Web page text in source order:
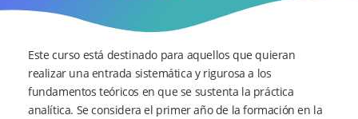
Este curso está destinado para aquellos que quieran
realizar una entrada sistemática y rigurosa a los
fundamentos teóricos en que se sustenta la práctica
analítica. Se considera el primer año de la formación en la